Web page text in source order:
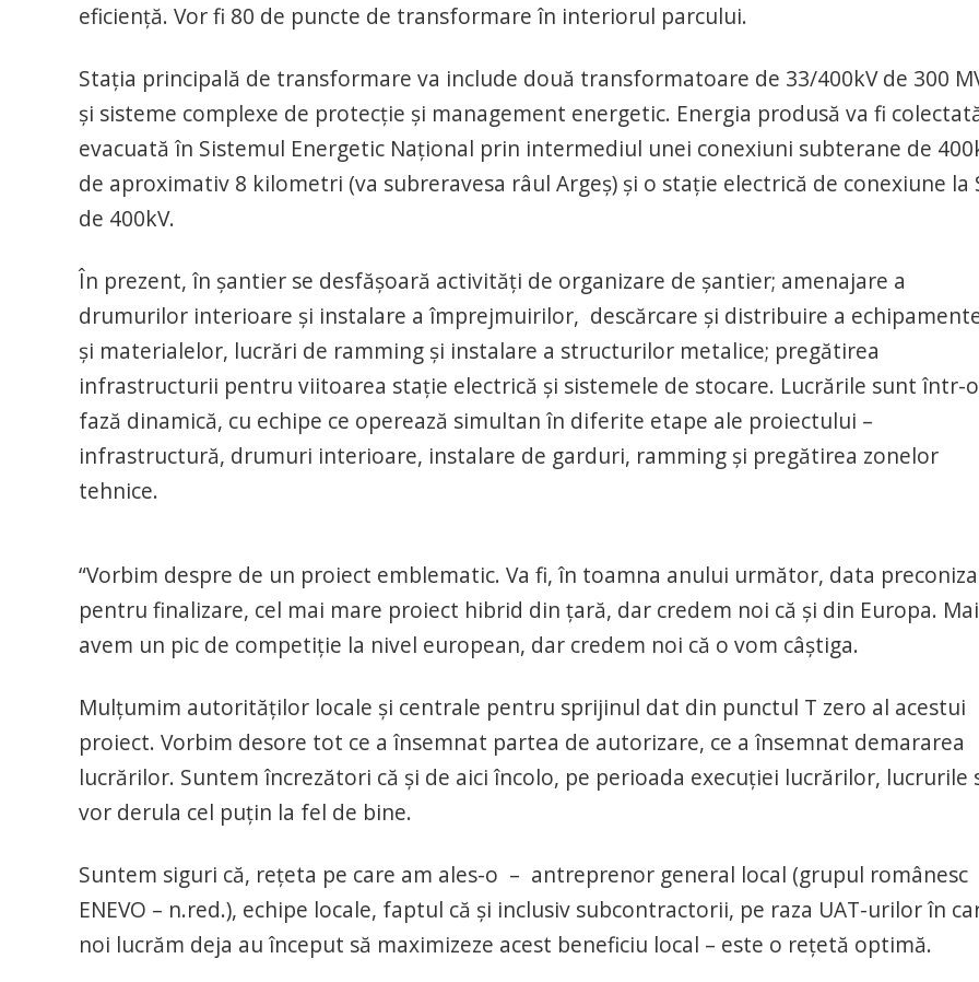
eficiență. Vor fi 80 de puncte de transformare în interiorul parcului.
Stația principală de transformare va include două transformatoare de 33/400kV de 300
și sisteme complexe de protecție și management energetic. Energia produsă va fi
evacuată în Sistemul Energetic Național prin intermediul unei conexiuni subterane de
de aproximativ 8 kilometri (va subreravesa râul Argeș) și o stație electrică de conexiune la
de 400kV.
În prezent, în șantier se desfășoară activități de organizare de șantier; amenajare a
drumurilor interioare și instalare a împrejmuirilor, descărcare și distribuire a
și materialelor, lucrări de ramming și instalare a structurilor metalice; pregătirea
infrastructurii pentru viitoarea stație electrică și sistemele de stocare. Lucrările sunt într-o
fază dinamică, cu echipe ce operează simultan în diferite etape ale proiectului –
infrastructură, drumuri interioare, instalare de garduri, ramming și pregătirea zonelor
tehnice.
“Vorbim despre de un proiect emblematic. Va fi, în toamna anului următor, data
pentru finalizare, cel mai mare proiect hibrid din țară, dar credem noi că și din Europa. Mai
avem un pic de competiție la nivel european, dar credem noi că o vom câștiga.
Mulțumim autorităților locale și centrale pentru sprijinul dat din punctul T zero al acestui
proiect. Vorbim desore tot ce a însemnat partea de autorizare, ce a însemnat demararea
lucrărilor. Suntem încrezători că și de aici încolo, pe perioada execuției lucrărilor, lucrurile
vor derula cel puțin la fel de bine.
Suntem siguri că, rețeta pe care am ales-o – antreprenor general local (grupul românesc
ENEVO – n.red.), echipe locale, faptul că și inclusiv subcontractorii, pe raza UAT-urilor în
noi lucrăm deja au început să maximizeze acest beneficiu local – este o rețetă optimă.